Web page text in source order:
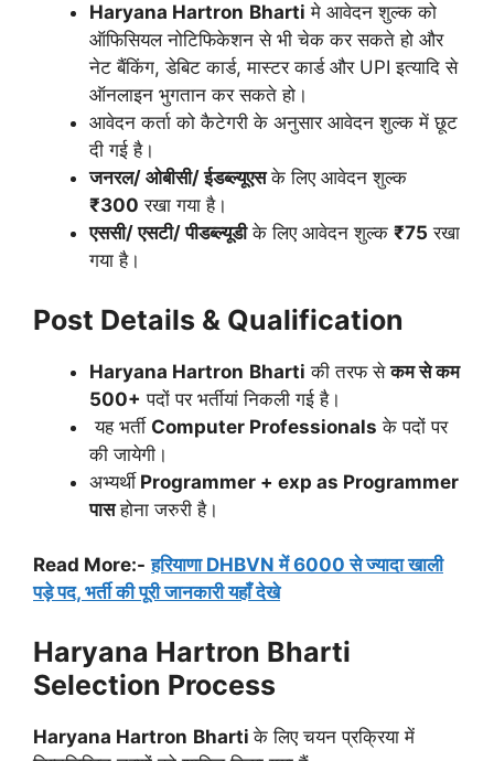
Haryana Hartron Bharti मे आवेदन शुल्क को
ऑफिसियल नोटिफिकेशन से भी चेक कर सकते हो और
नेट बैंकिंग, डेबिट कार्ड, मास्टर कार्ड और UPI इत्यादि से
ऑनलाइन भुगतान कर सकते हो।
आवेदन कर्ता को कैटेगरी के अनुसार आवेदन शुल्क में छूट
दी गई है।
जनरल/ ओबीसी/ ईडब्ल्यूएसके लिए आवेदन शुल्क
₹300 रखा गया है।
एससी/ एसटी/ पीडब्ल्यूडीके लिए आवेदन शुल्क ₹75 रखा
गया है।
Post Details & Qualification
Haryana Hartron Bharti की तरफ सेकम से कम
500+ पदों पर भर्तीयां निकली गई है।
यह भर्ती Computer Professionals के पदों पर
की जायेगी।
अभ्यर्थी Programmer + exp as Programmer
पासहोना जरुरी है।
Read More:- हरियाणा DHBVN में 6000 से ज्यादा खाली
पड़े पद, भर्ती की पूरी जानकारी यहाँ देखे
Haryana Hartron Bharti
Selection Process
Haryana Hartron Bhartiके लिए चयन प्रक्रिया में